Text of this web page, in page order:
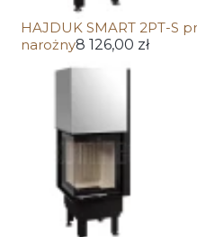
HAJDUK SMART 2PT-S
narożny8 126,00 zł